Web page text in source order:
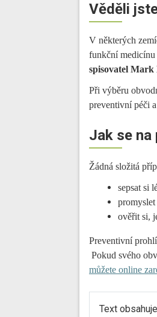
Věděli
V některých
funkční medicínu
spisovatel Mark
Při výběru
preventivní péči
Jak se
Žádná složitá
sepsat si
ověřit si,
Preventivní
Pokud svého
můžete online
Text